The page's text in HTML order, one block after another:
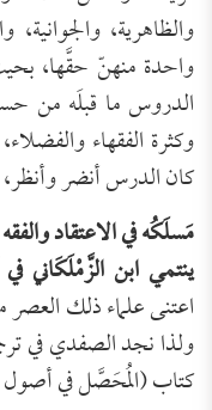
والظاهرية،
واحدة منهنّ حقَّها،
الدروس ما قبلَه من
وكثرة الفقهاء
كان الدرس أنضر
مَسلَكُه في الاعتقاد
ينتمي ابن الزَّمْلَكَاني
اعتنى علماء ذلك العصر
ولذا نجد الصفدي في
كتاب (المُحَصَّل في أصول